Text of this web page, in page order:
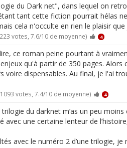
du Dark net", dans lequel on
tant cette fiction pourrait hélas
cela n'occulte en rien le plaisir que
votes, 7.6/10 de moyenne) 4
ce roman peine pourtant à
qu'à partir de 350 pages.
voire dispensables. Au final, je l'ai
votes, 7.4/10 de moyenne) 4
du darknet m’as un peu
avec une certaine lenteur de
avec le numéro 2 d’une trilogie,